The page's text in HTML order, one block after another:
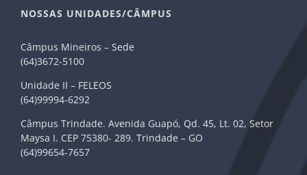
NOSSAS UNIDADES/CÂMPUS
Câmpus Mineiros – Sede
(64)3672-5100
Unidade II – FELEOS
(64)99994-6292
Câmpus Trindade. Avenida Guapó, Qd. 45, Lt. 02, Setor
Maysa I. CEP 75380- 289. Trindade – GO
(64)99654-7657